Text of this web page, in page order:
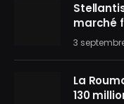
marché
3
La
130